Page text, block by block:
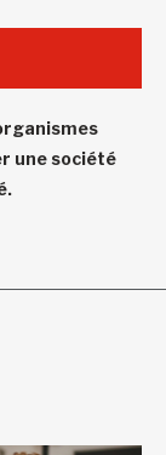
une société